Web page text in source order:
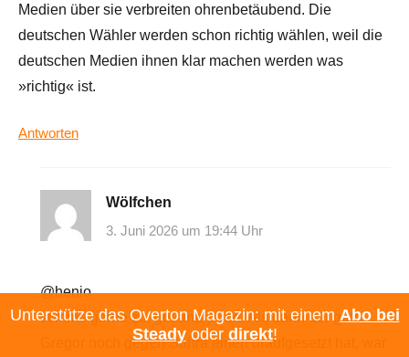
Medien über sie verbreiten ohrenbetäubend. Die
deutschen Wähler werden schon richtig wählen, weil die
deutschen Medien ihnen klar machen werden was
»richtig« ist.
Antworten
Wölfchen
3. Juni 2026 um 19:44 Uhr
@henio
stimme gerne zu, gut analysiert. Als dann der gute
Gregor noch gegen Sahra einen draufgesetzt hat, war
Unterstütze das Overton Magazin: mit einem Abo bei
Steadyoder direkt!